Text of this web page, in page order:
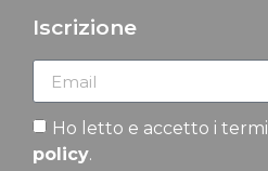
Iscrizione
Ho letto e accetto i
policy.